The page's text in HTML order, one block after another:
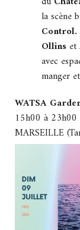
la scène
Ollins et
avec
manger
WATSA
15h00 à 23h00
MARSEILLE